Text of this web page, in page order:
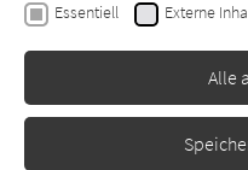
Sabine
Essentiell Externe
Alle